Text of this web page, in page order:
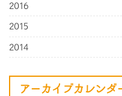
2016
2015
2014
アーカイブカレンダ